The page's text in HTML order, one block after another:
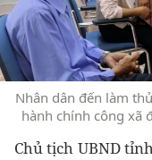
Nhân dân đến làm
hành chính công xã
Chủ tịch UBND